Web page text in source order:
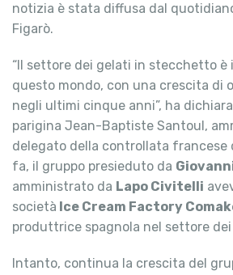
notizia è stata diffusa dal
Figarò.
“Il settore dei gelati in stecchetto è
questo mondo, con una crescita di
negli ultimi cinque anni”, ha
parigina Jean-Baptiste Santoul,
delegato della controllata francese
fa, il gruppo presieduto da
amministrato da Lapo Civitelli
società Ice Cream Factory
produttrice spagnola nel settore
Intanto, continua la crescita del